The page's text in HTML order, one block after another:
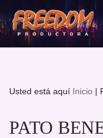
Saltar
al
Usted está aquí Inicio |
PATO